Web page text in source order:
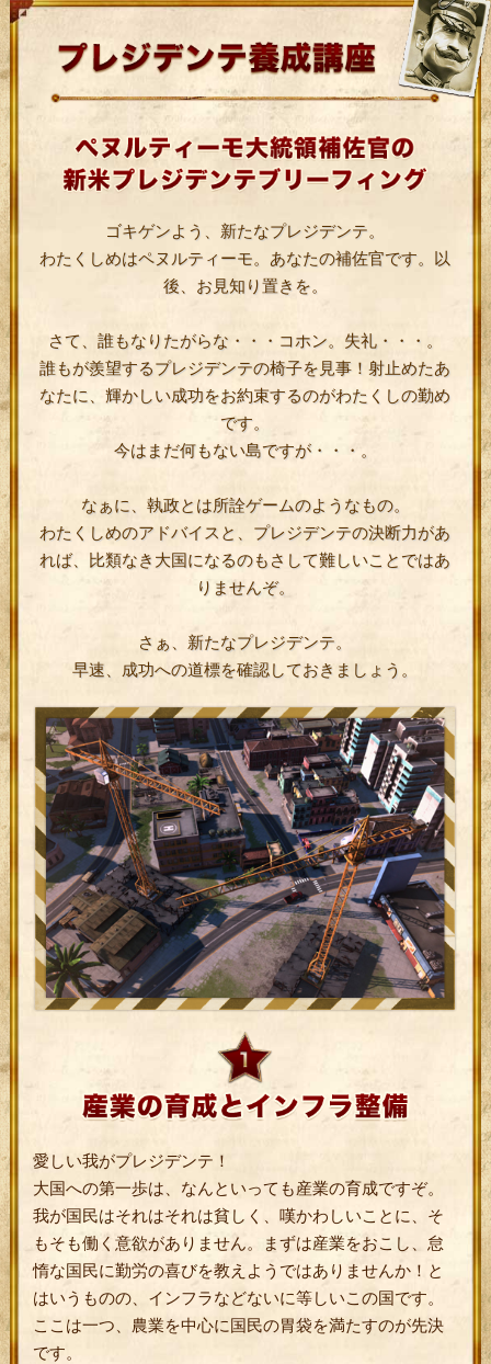
ゴキゲンよう、新たなプレジデンテ。
わたくしめはペヌルティーモ。あなたの補佐官です。以
後、お見知り置きを。
さて、誰もなりたがらな・・・コホン。失礼・・・。
誰もが羨望するプレジデンテの椅子を見事！射止めたあ
なたに、輝かしい成功をお約束するのがわたくしの勤め
です。
今はまだ何もない島ですが・・・。
なぁに、執政とは所詮ゲームのようなもの。
わたくしめのアドバイスと、プレジデンテの決断力があ
れば、比類なき大国になるのもさして難しいことではあ
りませんぞ。
さぁ、新たなプレジデンテ。
早速、成功への道標を確認しておきましょう。
愛しい我がプレジデンテ！
大国への第一歩は、なんといっても産業の育成ですぞ。
我が国民はそれはそれは貧しく、嘆かわしいことに、そ
もそも働く意欲がありません。まずは産業をおこし、怠
惰な国民に勤労の喜びを教えようではありませんか！と
はいうものの、インフラなどないに等しいこの国です。
ここは一つ、農業を中心に国民の胃袋を満たすのが先決
です。